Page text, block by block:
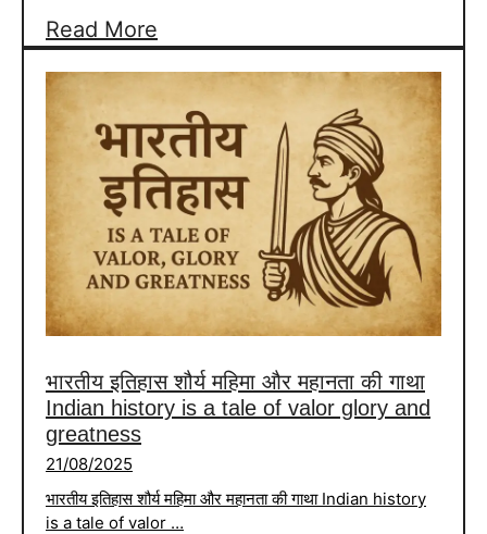
Read More
वीरगाथा
शौर्य
पराक्रम
और
संस्कृति
की
अमर
Heroic
tales
Rajputs
Immortal
भारतीय इतिहास शौर्य महिमा और महानता की गाथा
Indian history is a tale of valor glory and
greatness
21/08/2025
भारतीय इतिहास शौर्य महिमा और महानता की गाथा Indian history
is a tale of valor …